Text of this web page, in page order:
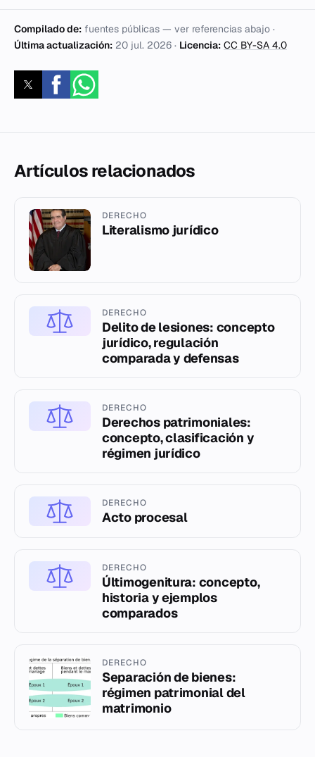
Compilado de: fuentes públicas — ver referencias abajo ·
Última actualización: 20 jul. 2026 · Licencia: CC BY-SA 4.0
Artículos relacionados
DERECHO
Literalismo jurídico
DERECHO
Delito de lesiones: concepto
jurídico, regulación
comparada y defensas
DERECHO
Derechos patrimoniales:
concepto, clasificación y
régimen jurídico
DERECHO
Acto procesal
DERECHO
Últimogenitura: concepto,
historia y ejemplos
comparados
DERECHO
Separación de bienes:
régimen patrimonial del
matrimonio